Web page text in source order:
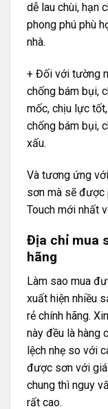
dễ lau chùi, hạn
phong phú phù
nhà.
+ Đối với tường
chống bám bụi,
mốc, chịu lực
chống bám bụi,
xấu.
Và tương ứng
sơn mà sẽ được
Touch mới nhất
Địa chỉ mua
hãng
Làm sao mua
xuất hiện nhiều
rẻ chính hãng.
này đều là hàng
lệch nhẹ so với
được sơn với
chung thì nguy
rất cao.